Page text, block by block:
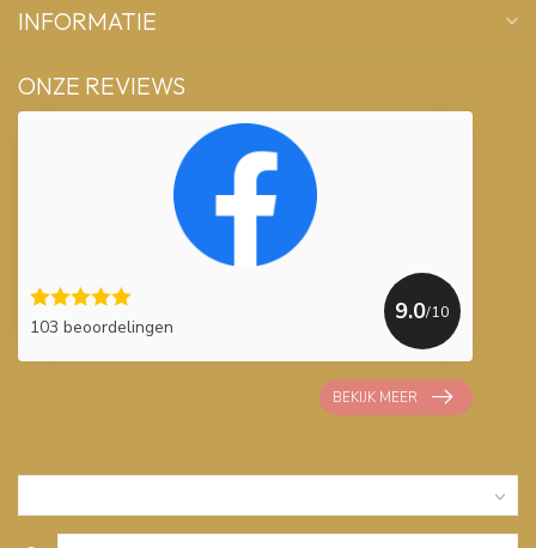
INFORMATIE
ONZE REVIEWS
103 beoordelingen
9.0/10
BEKIJK MEER